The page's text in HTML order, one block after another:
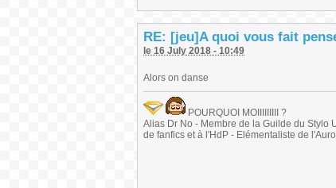
RE: [jeu]A quoi vous fait
le 16 July 2018 - 10:49
Alors on danse
POURQUOI MOIIIIIIIII ?
Alias Dr No - Membre de la Guilde du Stylo
de fanfics et à l'HdP - Elémentaliste de